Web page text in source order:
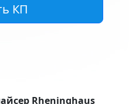
КП
Rheninghaus